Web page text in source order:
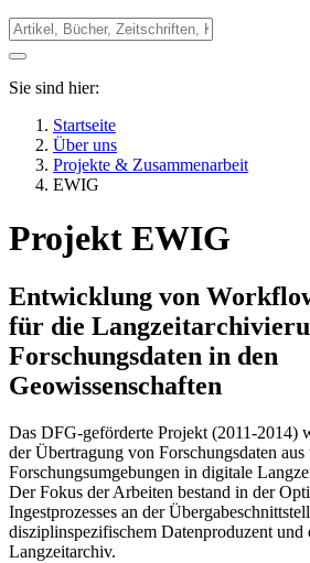
Sie sind hier:
Startseite
Über uns
Projekte & Zusammenarbeit
EWIG
Projekt EWIG
Entwicklung von
für die
Forschungsdaten in den
Geowissenschaften
Das DFG-geförderte Projekt (2011-2014)
der Übertragung von Forschungsdaten
Forschungsumgebungen in digitale
Der Fokus der Arbeiten bestand in der
Ingestprozesses an der
disziplinspezifischem Datenproduzent und
Langzeitarchiv.